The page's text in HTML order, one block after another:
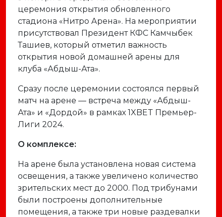
церемония открытия обновленного
стадиона «Нитро Арена». На мероприятии
присутствовал Президент КФС Камчыбек
Ташиев, который отметил важность
открытия новой домашней арены для
клуба «Абдыш-Ата».
Сразу после церемонии состоялся первый
матч на арене — встреча между «Абдыш-
Ата» и «Дордой» в рамках 1XBET Премьер-
Лиги 2024.
О комплексе:
На арене была установлена новая система
освещения, а также увеличено количество
зрительских мест до 2000. Под трибунами
были построены дополнительные
помещения, а также три новые раздевалки